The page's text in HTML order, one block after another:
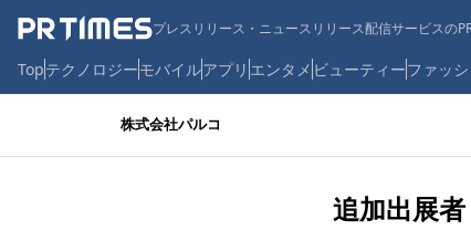
プレスリリース・ニュースリリース配信サービスの
Topテクノロジーモバイルアプリ エンタメ ビューティーファッ
株式会社パルコ
追加出展